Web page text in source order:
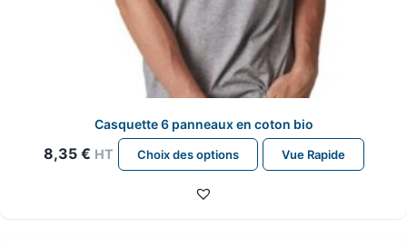
Casquette 6 panneaux en coton bio
8,35 € HT Choix des options
Ce
produit
Vue Rapide